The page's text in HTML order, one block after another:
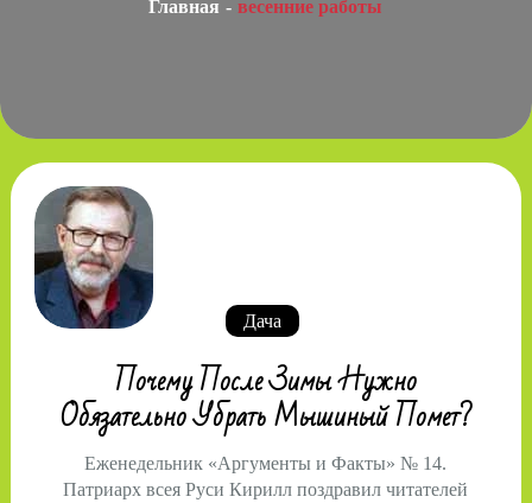
Главная весенние работы
Дача
Почему После Зимы Нужно
Обязательно Убрать Мышиный Помет?
Еженедельник «Аргументы и Факты» № 14.
Патриарх всея Руси Кирилл поздравил читателей